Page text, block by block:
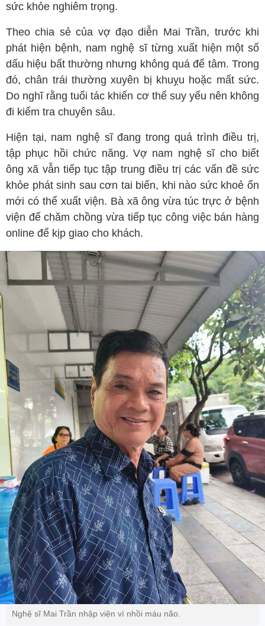
sức khỏe nghiêm trọng.
Theo chia sẻ của vợ đạo diễn Mai Trần, trước khi
phát hiện bệnh, nam nghệ sĩ từng xuất hiện một số
dấu hiệu bất thường nhưng không quá để tâm. Trong
đó, chân trái thường xuyên bị khuỵu hoặc mất sức.
Do nghĩ rằng tuổi tác khiến cơ thể suy yếu nên không
đi kiểm tra chuyên sâu.
Hiện tại, nam nghệ sĩ đang trong quá trình điều trị,
tập phục hồi chức năng. Vợ nam nghệ sĩ cho biết
ông xã vẫn tiếp tục tập trung điều trị các vấn đề sức
khỏe phát sinh sau cơn tai biến, khi nào sức khoẻ ổn
mới có thể xuất viện. Bà xã ông vừa túc trực ở bệnh
viện để chăm chồng vừa tiếp tục công việc bán hàng
online để kịp giao cho khách.
Nghệ sĩ Mai Trần nhập viện vì nhồi máu não.